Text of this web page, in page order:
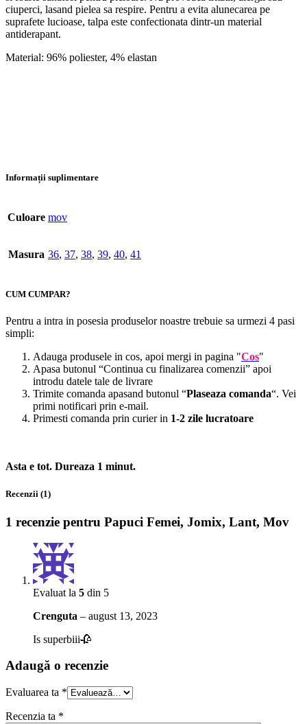
ciuperci, lasand pielea sa respire. Pentru a evita alunecarea pe
suprafete lucioase, talpa este confectionata dintr-un material
antiderapant.
Material: 96% poliester, 4% elastan
Informații suplimentare
Culoare mov
Masura 36, 37, 38, 39, 40, 41
CUM CUMPAR?
Pentru a intra in posesia produselor noastre trebuie sa urmezi 4 pasi
simpli:
Adauga produsele in cos, apoi mergi in pagina "Cos"
Apasa butonul “Continua cu finalizarea comenzii” apoi
introdu datele tale de livrare
Trimite comanda apasand butonul “Plaseaza comanda“. Vei
primi notificari prin e-mail.
Primesti comanda prin curier in 1-2 zile lucratoare
Asta e tot. Dureaza 1 minut.
Recenzii (1)
1 recenzie pentru Papuci Femei, Jomix, Lant, Mov
Evaluat la 5 din 5
Crenguta – august 13, 2023
Is superbiii🥀
Adaugă o recenzie
Evaluarea ta *
Recenzia ta *